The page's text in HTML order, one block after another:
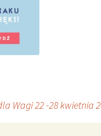
Wagi 22 -28 kwietnia